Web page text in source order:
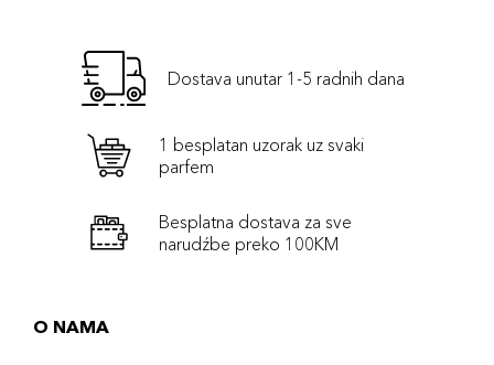
Dostava unutar 1-5 radnih dana
1 besplatan uzorak uz svaki
parfem
Besplatna dostava za sve
narudźbe preko 100KM
O NAMA